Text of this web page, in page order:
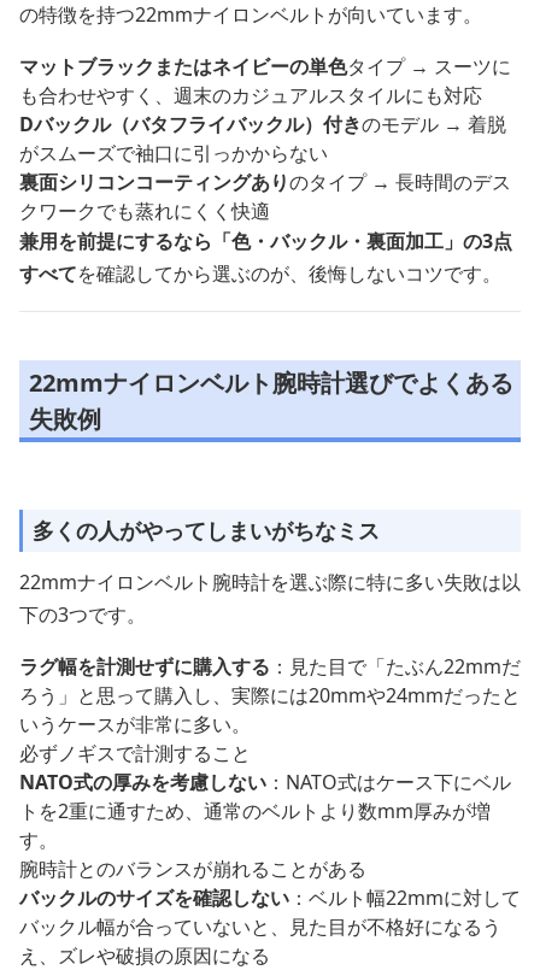
の特徴を持つ22mmナイロンベルトが向いています。
マットブラックまたはネイビーの単色タイプ → スーツに
も合わせやすく、週末のカジュアルスタイルにも対応
Dバックル（バタフライバックル）付きのモデル → 着脱
がスムーズで袖口に引っかからない
裏面シリコンコーティングありのタイプ → 長時間のデス
クワークでも蒸れにくく快適
兼用を前提にするなら「色・バックル・裏面加工」の3点
すべてを確認してから選ぶのが、後悔しないコツです。
22mmナイロンベルト腕時計選びでよくある
失敗例
多くの人がやってしまいがちなミス
22mmナイロンベルト腕時計を選ぶ際に特に多い失敗は以
下の3つです。
ラグ幅を計測せずに購入する ：見た目で「たぶん22mmだ
ろう」と思って購入し、実際には20mmや24mmだったと
いうケースが非常に多い。
必ずノギスで計測すること
NATO式の厚みを考慮しない ：NATO式はケース下にベル
トを2重に通すため、通常のベルトより数mm厚みが増
す。
腕時計とのバランスが崩れることがある
バックルのサイズを確認しない ：ベルト幅22mmに対して
バックル幅が合っていないと、見た目が不格好になるう
え、ズレや破損の原因になる